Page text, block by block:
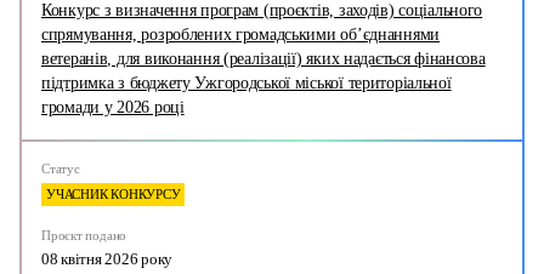
Конкурс з визначення програм (проєктів, заходів) соціального
спрямування, розроблених громадськими об’єднаннями
ветеранів, для виконання (реалізації) яких надається фінансова
підтримка з бюджету Ужгородської міської територіальної
громади у 2026 році
Статус
УЧАСНИК КОНКУРСУ
Проєкт подано
08 квітня 2026 року